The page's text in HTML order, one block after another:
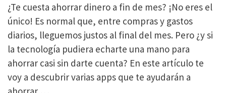
menos
cada
mes
¿Te cuesta ahorrar dinero a fin de mes? ¡No eres el
único! Es normal que, entre compras y gastos
diarios, lleguemos justos al final del mes. Pero ¿y si
la tecnología pudiera echarte una mano para
ahorrar casi sin darte cuenta? En este artículo te
voy a descubrir varias apps que te ayudarán a